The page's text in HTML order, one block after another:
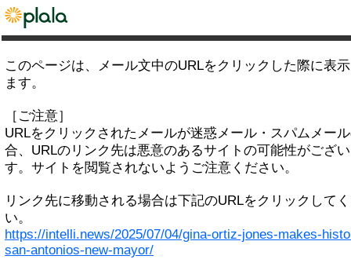
このページは、メール文中のURLをクリックした際に表
ます。
［ご注意］
URLをクリックされたメールが迷惑メール・スパムメー
合、URLのリンク先は悪意のあるサイトの可能性がござ
す。サイトを閲覧されないようご注意ください。
リンク先に移動される場合は下記のURLをクリックして
い。
https://intelli.news/2025/07/04/gina-ortiz-jones-makes-
san-antonios-new-mayor/